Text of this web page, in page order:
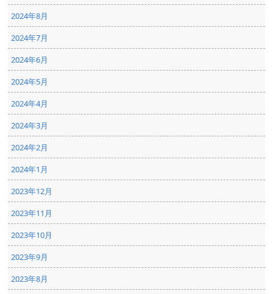
2024年8月
2024年7月
2024年6月
2024年5月
2024年4月
2024年3月
2024年2月
2024年1月
2023年12月
2023年11月
2023年10月
2023年9月
2023年8月